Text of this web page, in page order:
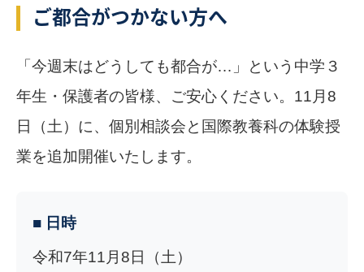
ご都合がつかない方へ
「今週末はどうしても都合が…」という中学３
年生・保護者の皆様、ご安心ください。11月8
日（土）に、個別相談会と国際教養科の体験授
業を追加開催いたします。
■ 日時
令和7年11月8日（土）